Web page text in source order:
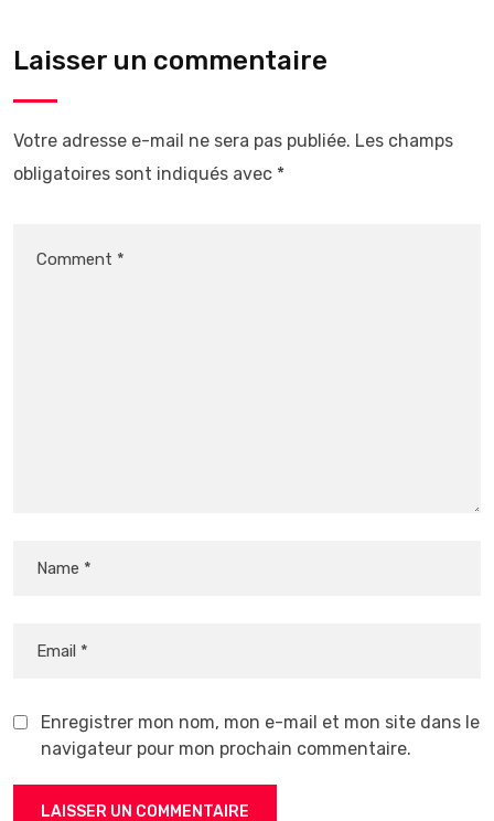
Laisser un commentaire
Votre adresse e-mail ne sera pas publiée. Les champs
obligatoires sont indiqués avec *
Enregistrer mon nom, mon e-mail et mon site dans le
navigateur pour mon prochain commentaire.